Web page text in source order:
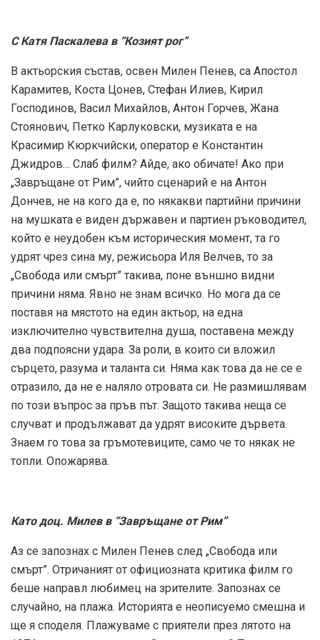
С Катя Паскалева в “Козият рог”
В актьорския състав, освен Милен Пенев, са Апостол
Карамитев, Коста Цонев, Стефан Илиев, Кирил
Господинов, Васил Михайлов, Антон Горчев, Жана
Стоянович, Петко Карлуковски, музиката е на
Красимир Кюркчийски, оператор е Константин
Джидров… Слаб филм? Айде, ако обичате! Ако при
„Завръщане от Рим”, чийто сценарий е на Антон
Дончев, не на кого да е, по някакви партийни причини
на мушката е виден държавен и партиен ръководител,
който е неудобен към историческия момент, та го
удрят чрез сина му, режисьора Иля Велчев, то за
„Свобода или смърт” такива, поне външно видни
причини няма. Явно не знам всичко. Но мога да се
поставя на мястото на един актьор, на една
изключително чувствителна душа, поставена между
два подпоясни удара. За роли, в които си вложил
сърцето, разума и таланта си. Няма как това да не се е
отразило, да не е наляло отровата си. Не размишлявам
по този въпрос за пръв път. Защото такива неща се
случват и продължават да удрят високите дървета.
Знаем го това за гръмотевиците, само че то някак не
топли. Опожарява.
Като доц. Милев в “Завръщане от Рим”
Аз се запознах с Милен Пенев след „Свобода или
смърт”. Отричаният от официозната критика филм го
беше направл любимец на зрителите. Запознах се
случайно, на плажа. Историята е неописуемо смешна и
ще я споделя. Плажуваме с приятели през лятото на